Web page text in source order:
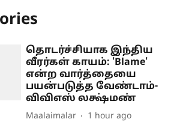
தொடர்ச்சியாக இந்திய
வீரர்கள் காயம்: 'Blame'
என்ற வார்த்தையை
பயன்படுத்த வேண்டாம்-
விவிஎஸ் லக்ஷ்மண்
Maalaimalar 1 hour ago